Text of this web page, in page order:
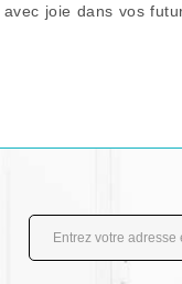
joie dans vos